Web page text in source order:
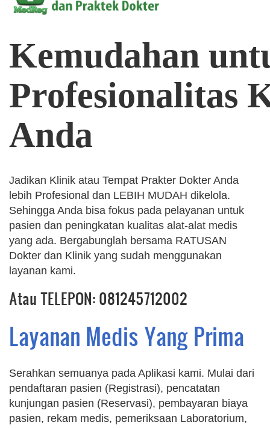
Kemudahan
Profesionalitas
Anda
Jadikan Klinik atau Tempat Prakter Dokter Anda
lebih Profesional dan LEBIH MUDAH dikelola.
Sehingga Anda bisa fokus pada pelayanan untuk
pasien dan peningkatan kualitas alat-alat medis
yang ada. Bergabunglah bersama RATUSAN
Dokter dan Klinik yang sudah menggunakan
layanan kami.
Atau TELEPON: 081245712002
Layanan Medis Yang Prima
Serahkan semuanya pada Aplikasi kami. Mulai dari
pendaftaran pasien (Registrasi), pencatatan
kunjungan pasien (Reservasi), pembayaran biaya
pasien, rekam medis, pemeriksaan Laboratorium,